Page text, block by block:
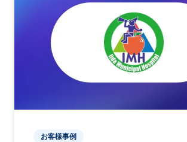
お客様事例